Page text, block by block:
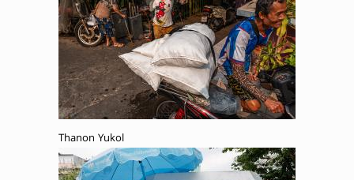
Thanon Yukol